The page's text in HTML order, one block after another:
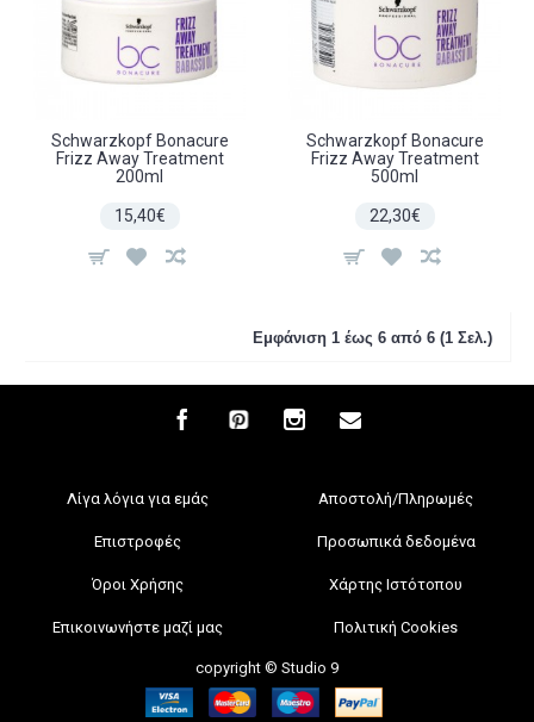
Schwarzkopf Bonacure
Frizz Away Treatment
200ml
15,40€
Schwarzkopf Bonacure
Frizz Away Treatment
500ml
22,30€
Εμφάνιση 1 έως 6 από 6 (1 Σελ.)
Λίγα λόγια για εμάς Αποστολή/Πληρωμές
Επιστροφές Προσωπικά δεδομένα
Όροι Χρήσης Χάρτης Ιστότοπου
Επικοινωνήστε μαζί μας Πολιτική Cookies
copyright © Studio 9